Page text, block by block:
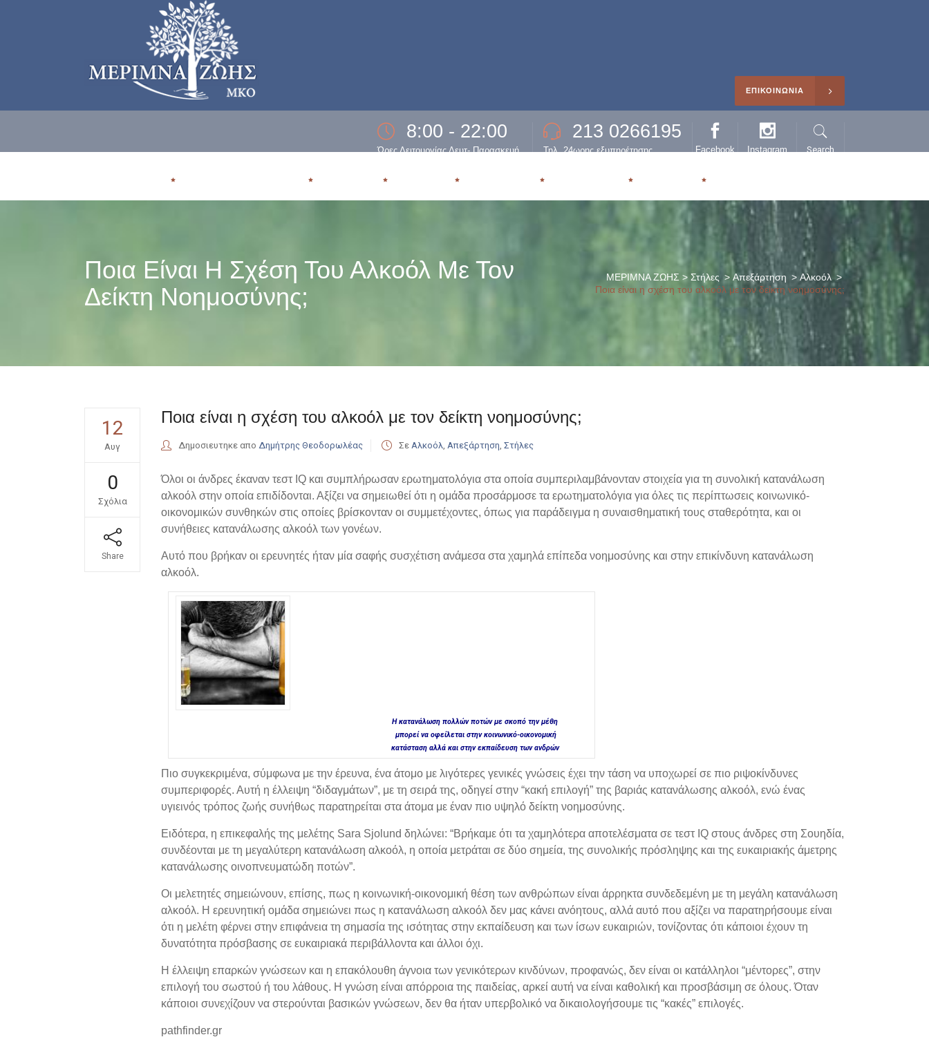
8:00 - 22:00
Ώρες Λειτουργίας Δευτ- Παρασκευή.
213 0266195
Τηλ. 24ωρης εξυπηρέτησης Facebook Instagram Search
ΕΠΙΚΟΙΝΩΝΙΑ
Ποια Είναι Η Σχέση Του Αλκοόλ Με Τον
Δείκτη Νοημοσύνης;
ΜΕΡΙΜΝΑ ΖΩΗΣ > Στήλες > Απεξάρτηση > Αλκοόλ>
Ποια είναι η σχέση του αλκοόλ με τον δείκτη νοημοσύνης;
12
Αυγ
0
Σχόλια
Share
Ποια είναι η σχέση του αλκοόλ με τον δείκτη νοημοσύνης;
Δημοσιευτηκε απο Δημήτρης Θεοδορωλέας Σε Αλκοόλ Απεξάρτηση Στήλες
Όλοι οι άνδρες έκαναν τεστ IQ και συμπλήρωσαν ερωτηματολόγια στα οποία συμπεριλαμβάνονταν στοιχεία για τη συνολική κατανάλωση
αλκοόλ στην οποία επιδίδονται. Αξίζει να σημειωθεί ότι η ομάδα προσάρμοσε τα ερωτηματολόγια για όλες τις περίπτωσεις κοινωνικό-
οικονομικών συνθηκών στις οποίες βρίσκονταν οι συμμετέχοντες, όπως για παράδειγμα η συναισθηματική τους σταθερότητα, και οι
συνήθειες κατανάλωσης αλκοόλ των γονέων.
Αυτό που βρήκαν οι ερευνητές ήταν μία σαφής συσχέτιση ανάμεσα στα χαμηλά επίπεδα νοημοσύνης και στην επικίνδυνη κατανάλωση
αλκοόλ.
H κατανάλωση πολλών ποτών με σκοπό την μέθη
μπορεί να οφείλεται στην κοινωνικό-οικονομική
κατάσταση αλλά και στην εκπαίδευση των ανδρών
Πιο συγκεκριμένα, σύμφωνα με την έρευνα, ένα άτομο με λιγότερες γενικές γνώσεις έχει την τάση να υποχωρεί σε πιο ριψοκίνδυνες
συμπεριφορές. Αυτή η έλλειψη “διδαγμάτων”, με τη σειρά της, οδηγεί στην “κακή επιλογή” της βαριάς κατανάλωσης αλκοόλ, ενώ ένας
υγιεινός τρόπος ζωής συνήθως παρατηρείται στα άτομα με έναν πιο υψηλό δείκτη νοημοσύνης.
Ειδότερα, η επικεφαλής της μελέτης Sara Sjolund δηλώνει: “Βρήκαμε ότι τα χαμηλότερα αποτελέσματα σε τεστ IQ στους άνδρες στη Σουηδία,
συνδέονται με τη μεγαλύτερη κατανάλωση αλκοόλ, η οποία μετράται σε δύο σημεία, της συνολικής πρόσληψης και της ευκαιριακής άμετρης
κατανάλωσης οινοπνευματώδη ποτών”.
Οι μελετητές σημειώνουν, επίσης, πως η κοινωνική-οικονομική θέση των ανθρώπων είναι άρρηκτα συνδεδεμένη με τη μεγάλη κατανάλωση
αλκοόλ. Η ερευνητική ομάδα σημειώνει πως η κατανάλωση αλκοόλ δεν μας κάνει ανόητους, αλλά αυτό που αξίζει να παρατηρήσουμε είναι
ότι η μελέτη φέρνει στην επιφάνεια τη σημασία της ισότητας στην εκπαίδευση και των ίσων ευκαιριών, τονίζοντας ότι κάποιοι έχουν τη
δυνατότητα πρόσβασης σε ευκαιριακά περιβάλλοντα και άλλοι όχι.
Η έλλειψη επαρκών γνώσεων και η επακόλουθη άγνοια των γενικότερων κινδύνων, προφανώς, δεν είναι οι κατάλληλοι “μέντορες”, στην
επιλογή του σωστού ή του λάθους. Η γνώση είναι απόρροια της παιδείας, αρκεί αυτή να είναι καθολική και προσβάσιμη σε όλους. Όταν
κάποιοι συνεχίζουν να στερούνται βασικών γνώσεων, δεν θα ήταν υπερβολικό να δικαιολογήσουμε τις “κακές” επιλογές.
pathfinder.gr